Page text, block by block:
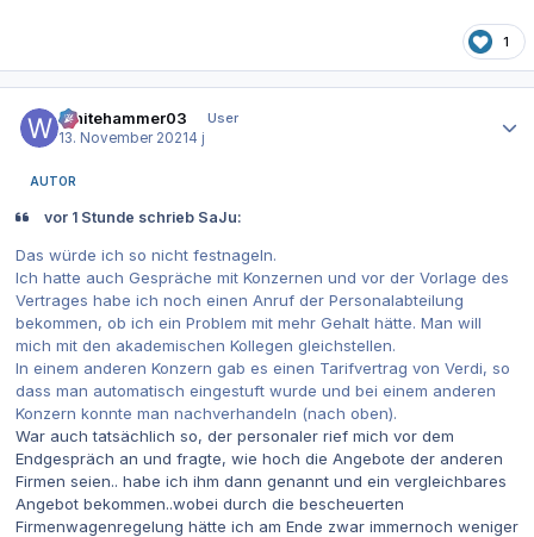
1
Whitehammer03
User
13. November 20214 j
AUTOR
vor 1 Stunde schrieb SaJu:
Das würde ich so nicht festnageln.
Ich hatte auch Gespräche mit Konzernen und vor der Vorlage des
Vertrages habe ich noch einen Anruf der Personalabteilung
bekommen, ob ich ein Problem mit mehr Gehalt hätte. Man will
mich mit den akademischen Kollegen gleichstellen.
In einem anderen Konzern gab es einen Tarifvertrag von Verdi, so
dass man automatisch eingestuft wurde und bei einem anderen
Konzern konnte man nachverhandeln (nach oben).
War auch tatsächlich so, der personaler rief mich vor dem
Endgespräch an und fragte, wie hoch die Angebote der anderen
Firmen seien.. habe ich ihm dann genannt und ein vergleichbares
Angebot bekommen..wobei durch die bescheuerten
Firmenwagenregelung hätte ich am Ende zwar immernoch weniger